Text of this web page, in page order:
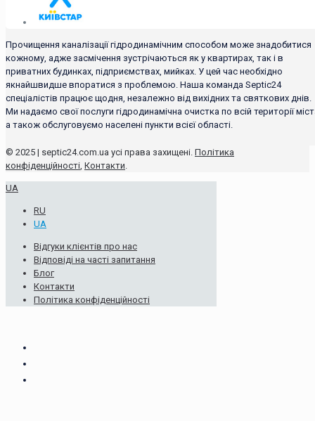
Прочищення каналізації гідродинамічним способом може знадобитися
кожному, адже засмічення зустрічаються як у квартирах, так і в
приватних будинках, підприємствах, мийках. У цей час необхідно
якнайшвидше впоратися з проблемою. Наша команда Septic24
спеціалістів працює щодня, незалежно від вихідних та святкових днів.
Ми надаємо свої послуги гідродинамічна очистка по всій території
а також обслуговуємо населені пункти всієї області.
© 2025 | septic24.com.ua усі права захищені. Політика
конфіденційності, Контакти.
UA
RU
UA
Відгуки клієнтів про нас
Відповіді на часті запитання
Блог
Контакти
Політика конфіденційності